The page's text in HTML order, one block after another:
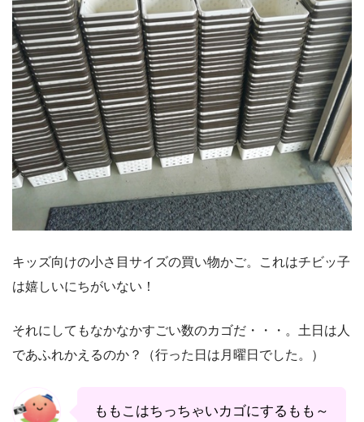
キッズ向けの小さ目サイズの買い物かご。これはチビッ子
は嬉しいにちがいない！
それにしてもなかなかすごい数のカゴだ・・・。土日は人
であふれかえるのか？（行った日は月曜日でした。）
ももこはちっちゃいカゴにするもも～